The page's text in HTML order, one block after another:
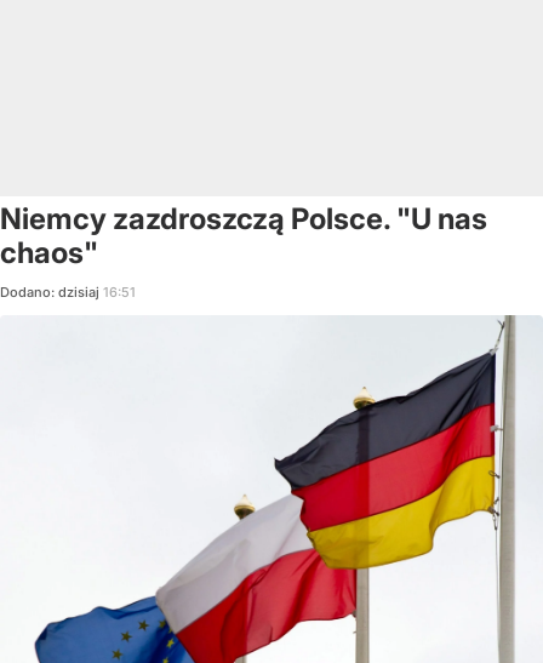
Niemcy zazdroszczą Polsce. "U nas
chaos"
Dodano: dzisiaj 16:51